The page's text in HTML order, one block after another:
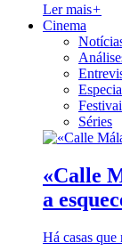
Ler mais+
Cinema
Séries
«Calle
a
Há casas